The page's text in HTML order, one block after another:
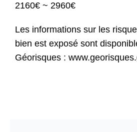
2160€ ~ 2960€
Les informations sur les
bien est exposé sont
Géorisques :